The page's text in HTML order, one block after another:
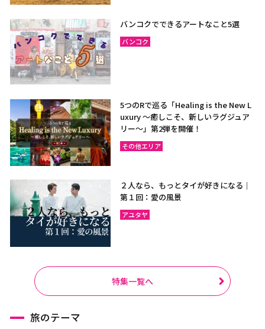
バンコクでできるアートなこと5選
バンコク
5つのRで巡る「Healing is the New L
uxury ～癒しこそ、新しいラグジュア
リー〜」第2弾を開催！
その他エリア
２人なら、もっとタイが好きになる｜
第１回：愛の風景
アユタヤ
特集一覧へ
旅のテーマ